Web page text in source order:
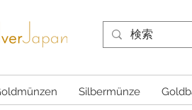
Silbermünze